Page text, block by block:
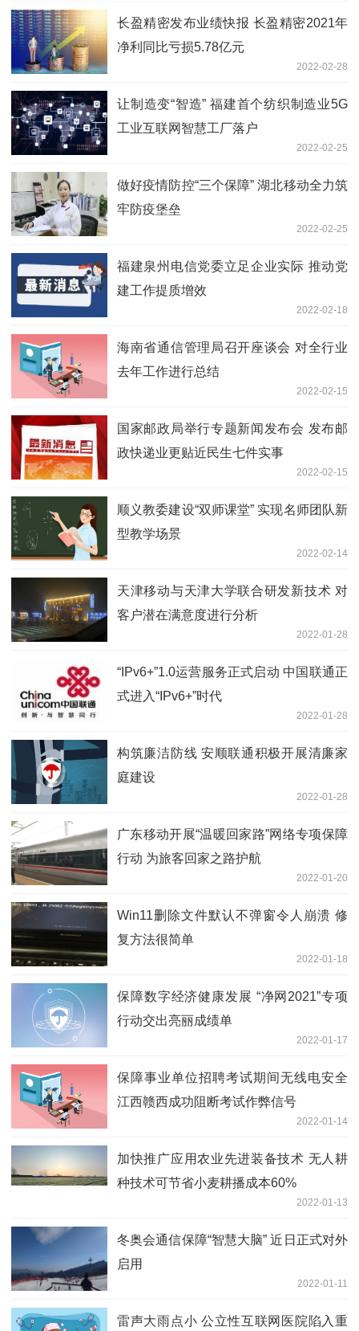
长盈精密发布业绩快报 长盈精密2021年
净利同比亏损5.78亿元
2022-02-28
让制造变“智造” 福建首个纺织制造业5G
工业互联网智慧工厂落户
2022-02-25
做好疫情防控“三个保障” 湖北移动全力筑
牢防疫堡垒
2022-02-25
福建泉州电信党委立足企业实际 推动党
建工作提质增效
2022-02-18
海南省通信管理局召开座谈会 对全行业
去年工作进行总结
2022-02-15
国家邮政局举行专题新闻发布会 发布邮
政快递业更贴近民生七件实事
2022-02-15
顺义教委建设“双师课堂” 实现名师团队新
型教学场景
2022-02-14
天津移动与天津大学联合研发新技术 对
客户潜在满意度进行分析
2022-01-28
“IPv6+”1.0运营服务正式启动 中国联通正
式进入“IPv6+”时代
2022-01-28
构筑廉洁防线 安顺联通积极开展清廉家
庭建设
2022-01-28
广东移动开展“温暖回家路”网络专项保障
行动 为旅客回家之路护航
2022-01-20
Win11删除文件默认不弹窗令人崩溃 修
复方法很简单
2022-01-18
保障数字经济健康发展 “净网2021”专项
行动交出亮丽成绩单
2022-01-17
保障事业单位招聘考试期间无线电安全
江西赣西成功阻断考试作弊信号
2022-01-14
加快推广应用农业先进装备技术 无人耕
种技术可节省小麦耕播成本60%
2022-01-13
冬奥会通信保障“智慧大脑” 近日正式对外
启用
2022-01-11
雷声大雨点小 公立性互联网医院陷入重